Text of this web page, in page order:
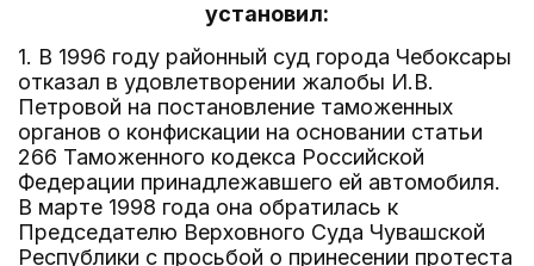
установил:
1. В 1996 году районный суд города Чебоксары
отказал в удовлетворении жалобы И.В.
Петровой на постановление таможенных
органов о конфискации на основании статьи
266 Таможенного кодекса Российской
Федерации принадлежавшего ей автомобиля.
В марте 1998 года она обратилась к
Председателю Верховного Суда Чувашской
Республики с просьбой о принесении протеста